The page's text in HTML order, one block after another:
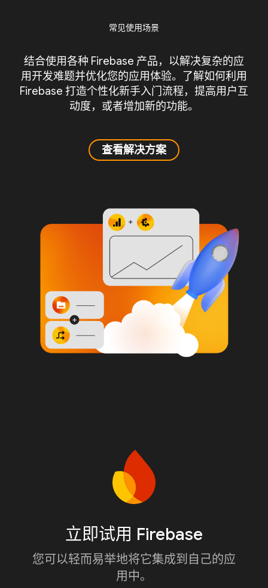
常见使用场景
结合使用各种 Firebase 产品，以解决复杂的应
用开发难题并优化您的应用体验。了解如何利用
Firebase 打造个性化新手入门流程，提高用户互
动度，或者增加新的功能。
查看解决方案
立即试用 Firebase
您可以轻而易举地将它集成到自己的应
用中。